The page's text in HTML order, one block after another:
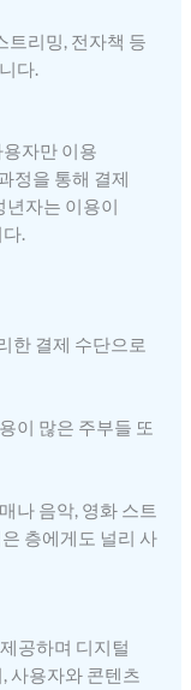
트리밍, 전자책 등
다.
자만 이용
정을 통해 결제
년자는 이용이
.
한 결제 수단으로
이 많은 주부들 또
나 음악, 영화 스트
층에게도 널리 사
공하며 디지털
사용자와 콘텐츠